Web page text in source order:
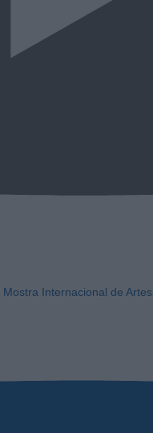
Internacional de